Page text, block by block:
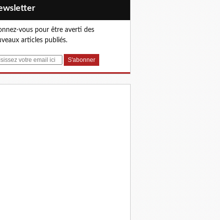
vous pour être averti des
articles publiés.